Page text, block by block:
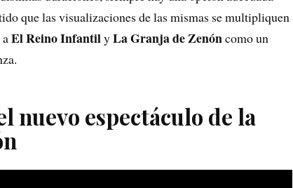
que las visualizaciones de las mismas se multipliquen
aEl Reino InfantilyLa Granja de Zenóncomo un
nuevo espectáculo de la